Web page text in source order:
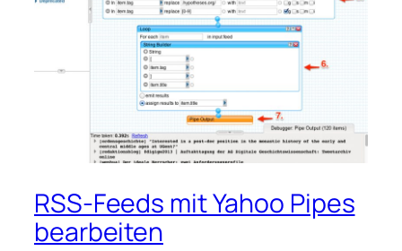
RSS-Feeds mit Yahoo Pipes
bearbeiten